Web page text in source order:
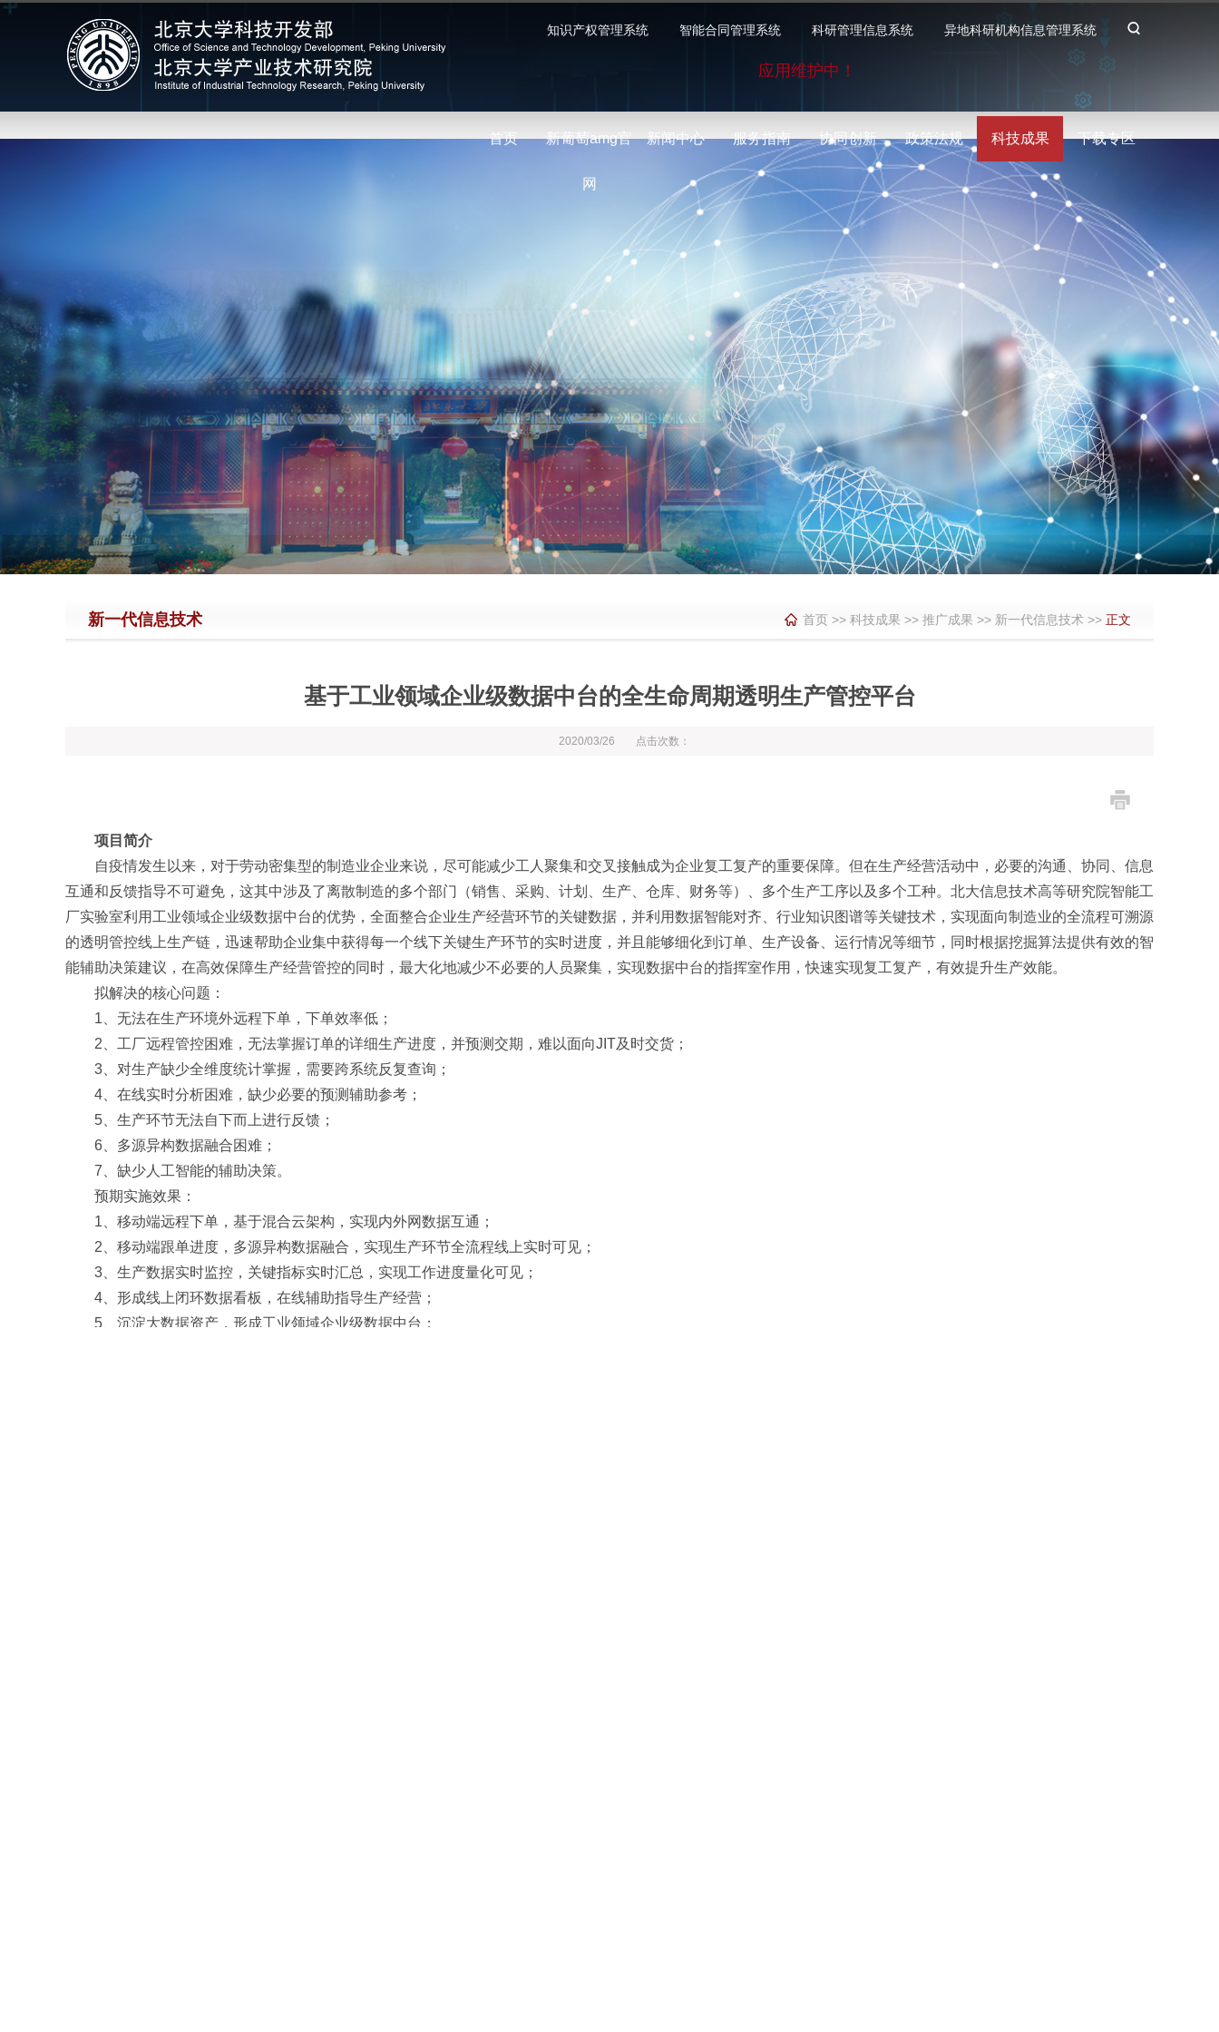
知识产权管理系统 智能合同管理系统 科研管理信息系统 异地科研机构信息管理系统
应用维护中！
首页 新葡萄amg官
网
新闻中心 服务指南 协同创新 政策法规 科技成果 下载专区
新一代信息技术 首页 >> 科技成果 >> 推广成果 >> 新一代信息技术 >> 正文
基于工业领域企业级数据中台的全生命周期透明生产管控平台
2020/03/26 点击次数：
项目简介
自疫情发生以来，对于劳动密集型的制造业企业来说，尽可能减少工人聚集和交叉接触成为企业复工复产的重要保障。但在生产经营活动中，必要的沟通、协同、信息
互通和反馈指导不可避免，这其中涉及了离散制造的多个部门（销售、采购、计划、生产、仓库、财务等）、多个生产工序以及多个工种。北大信息技术高等研究院智能工
厂实验室利用工业领域企业级数据中台的优势，全面整合企业生产经营环节的关键数据，并利用数据智能对齐、行业知识图谱等关键技术，实现面向制造业的全流程可溯源
的透明管控线上生产链，迅速帮助企业集中获得每一个线下关键生产环节的实时进度，并且能够细化到订单、生产设备、运行情况等细节，同时根据挖掘算法提供有效的智
能辅助决策建议，在高效保障生产经营管控的同时，最大化地减少不必要的人员聚集，实现数据中台的指挥室作用，快速实现复工复产，有效提升生产效能。
拟解决的核心问题：
1、无法在生产环境外远程下单，下单效率低；
2、工厂远程管控困难，无法掌握订单的详细生产进度，并预测交期，难以面向JIT及时交货；
3、对生产缺少全维度统计掌握，需要跨系统反复查询；
4、在线实时分析困难，缺少必要的预测辅助参考；
5、生产环节无法自下而上进行反馈；
6、多源异构数据融合困难；
7、缺少人工智能的辅助决策。
预期实施效果：
1、移动端远程下单，基于混合云架构，实现内外网数据互通；
2、移动端跟单进度，多源异构数据融合，实现生产环节全流程线上实时可见；
3、生产数据实时监控，关键指标实时汇总，实现工作进度量化可见；
4、形成线上闭环数据看板，在线辅助指导生产经营；
5、沉淀大数据资产，形成工业领域企业级数据中台；